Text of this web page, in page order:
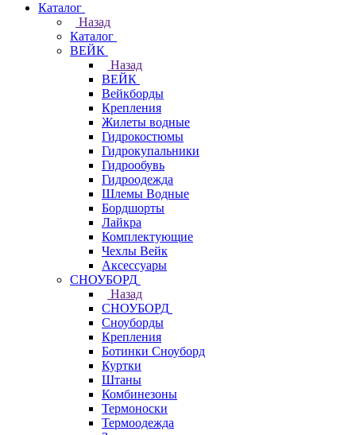
Каталог
Назад
Каталог
ВЕЙК
Назад
ВЕЙК
Вейкборды
Крепления
Жилеты водные
Гидрокостюмы
Гидрокупальники
Гидрообувь
Гидроодежда
Шлемы Водные
Бордшорты
Лайкра
Комплектующие
Чехлы Вейк
Аксессуары
СНОУБОРД
Назад
СНОУБОРД
Сноуборды
Крепления
Ботинки Сноуборд
Куртки
Штаны
Комбинезоны
Термоноски
Термоодежда